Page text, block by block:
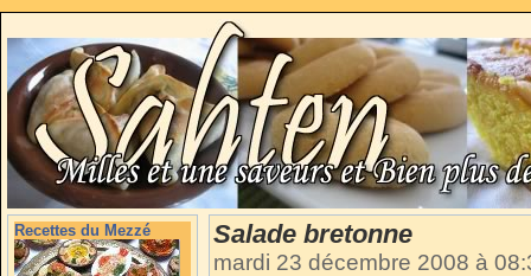
Recettes du Mezzé Salade bretonne
mardi 23 décembre 2008 à